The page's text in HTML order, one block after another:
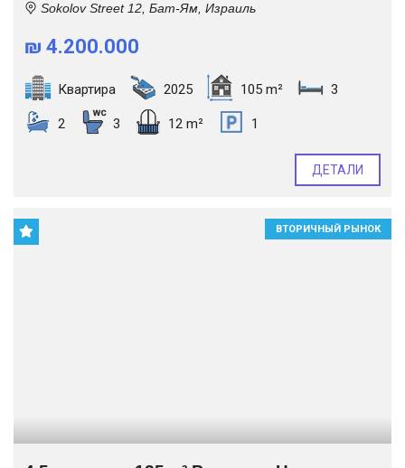
Sokolov Street 12, Бат-Ям, Израиль
₪ 4.200.000
Квартира 2025 105 m² 3
2 3 12 m² 1
ДЕТАЛИ
ВТОРИЧНЫЙ РЫНОК